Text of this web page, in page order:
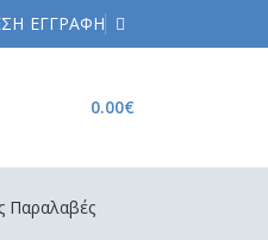
ΕΓΓΡΑΦΗ
0.00€
Παραλαβές